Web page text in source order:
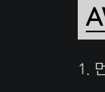
1.